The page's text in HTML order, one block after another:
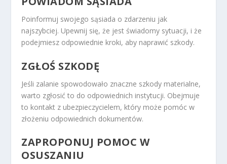
Poinformuj swojego sąsiada o zdarzeniu jak
najszybciej. Upewnij się, że jest świadomy sytuacji, i że
podejmiesz odpowiednie kroki, aby naprawić szkody.
ZGŁOŚ SZKODĘ
Jeśli zalanie spowodowało znaczne szkody materialne,
warto zgłosić to do odpowiednich instytucji. Obejmuje
to kontakt z ubezpieczycielem, który może pomóc w
złożeniu odpowiednich dokumentów.
ZAPROPONUJ POMOC W
OSUSZANIU